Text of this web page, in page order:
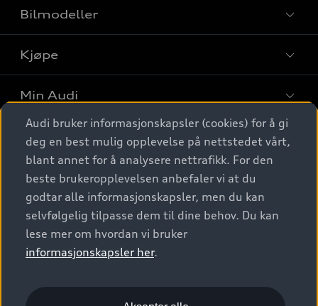
Bilmodeller
Finn din Audi
Sammenlign bilmodeller
Elbiler
SUV
Stasjonsvogn
Sportback
S/RS
Konseptbiler og prototyper
Kjøpe
Kjøpshjelp
Biler på lager
Finn forhandler
Bestill prøvekjøring
Kontakt forhandler
Bilgarantier
Min Audi
Behold nybilfølelsen
Audi Originalt tilbehør
Verkstedtjenester
Digitale tjenester
Audi digitale tjenester
Audi connect
Functions on demand
Kom i gang med myAudi
Audi Norge
Kundeservice
Audi Driving Experience
© 2026 AUDI NORGE. All Rights Reserved.
Audi bruker informasjonskapsler (cookies) for å gi
deg en best mulig opplevelse på nettstedet vårt,
blant annet for å analysere nettrafikk. For den
beste brukeropplevelsen anbefaler vi at du
godtar alle informasjonskapsler, men du kan
selvfølgelig tilpasse dem til dine behov. Du kan
lese mer om hvordan vi bruker
informasjonskapsler her.